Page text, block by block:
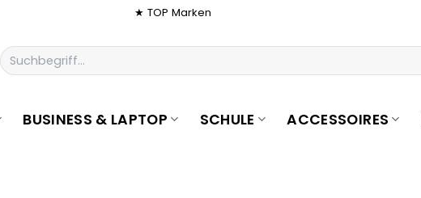
★ TOP Marken
Suchen
nach:
BUSINESS & LAPTOP SCHULE ACCESSOIRES